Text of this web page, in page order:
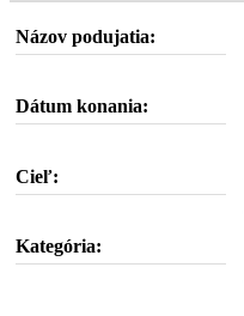
Názov podujatia:
Dátum konania:
Cieľ:
Kategória: